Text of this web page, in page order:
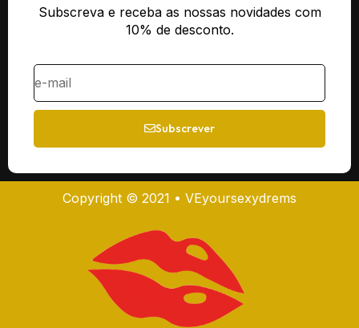
Subscreva e receba as nossas novidades com
10% de desconto.
Subscrever
Copyright © 2021 • VEyoursexydrems